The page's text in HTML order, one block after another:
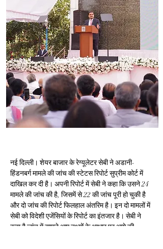
नई दिल्ली। शेयर बाजार के रेग्यूलेटर सेबी ने अडानी-
हिंडनबर्ग मामले की जांच की स्टेटस रिपोर्ट सुप्रीम कोर्ट में
दाखिल कर दी है। अपनी रिपोर्ट में सेबी ने कहा कि उसने 24
मामले की जांच की है, जिसमें से 22 की जांच पूरी हो चुकी है
और दो जांच की रिपोर्ट फिलहाल अंतरिम है। इन दो मामलों में
सेबी को विदेशी एजेंसियों के रिपोर्ट का इंतजार है। सेबी ने
कहा है जांच में सामने आए तथ्यों के आधार पर आगे की